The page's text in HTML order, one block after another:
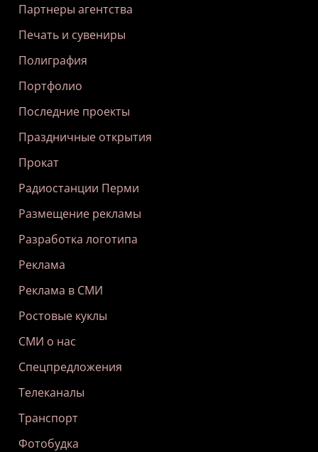
Партнеры агентства
Печать и сувениры
Полиграфия
Портфолио
Последние проекты
Праздничные открытия
Прокат
Радиостанции Перми
Размещение рекламы
Разработка логотипа
Реклама
Реклама в СМИ
Ростовые куклы
СМИ о нас
Спецпредложения
Телеканалы
Транспорт
Фотобудка